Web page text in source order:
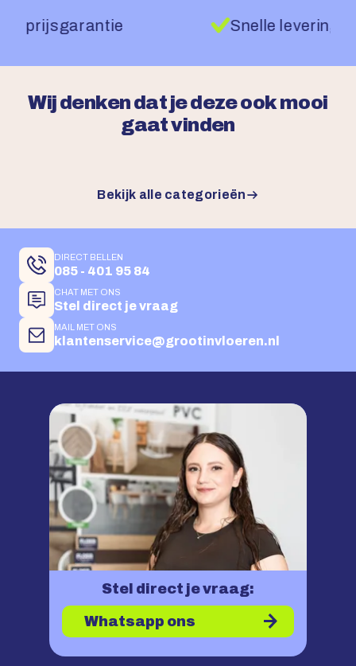
Vakkundige legservice
Wij denken dat je deze ook mooi
gaat vinden
Bekijk alle categorieën
DIRECT BELLEN
085 - 401 95 84
CHAT MET ONS
Stel direct je vraag
MAIL MET ONS
klantenservice@grootinvloeren.nl
Stel direct je vraag:
Whatsapp ons